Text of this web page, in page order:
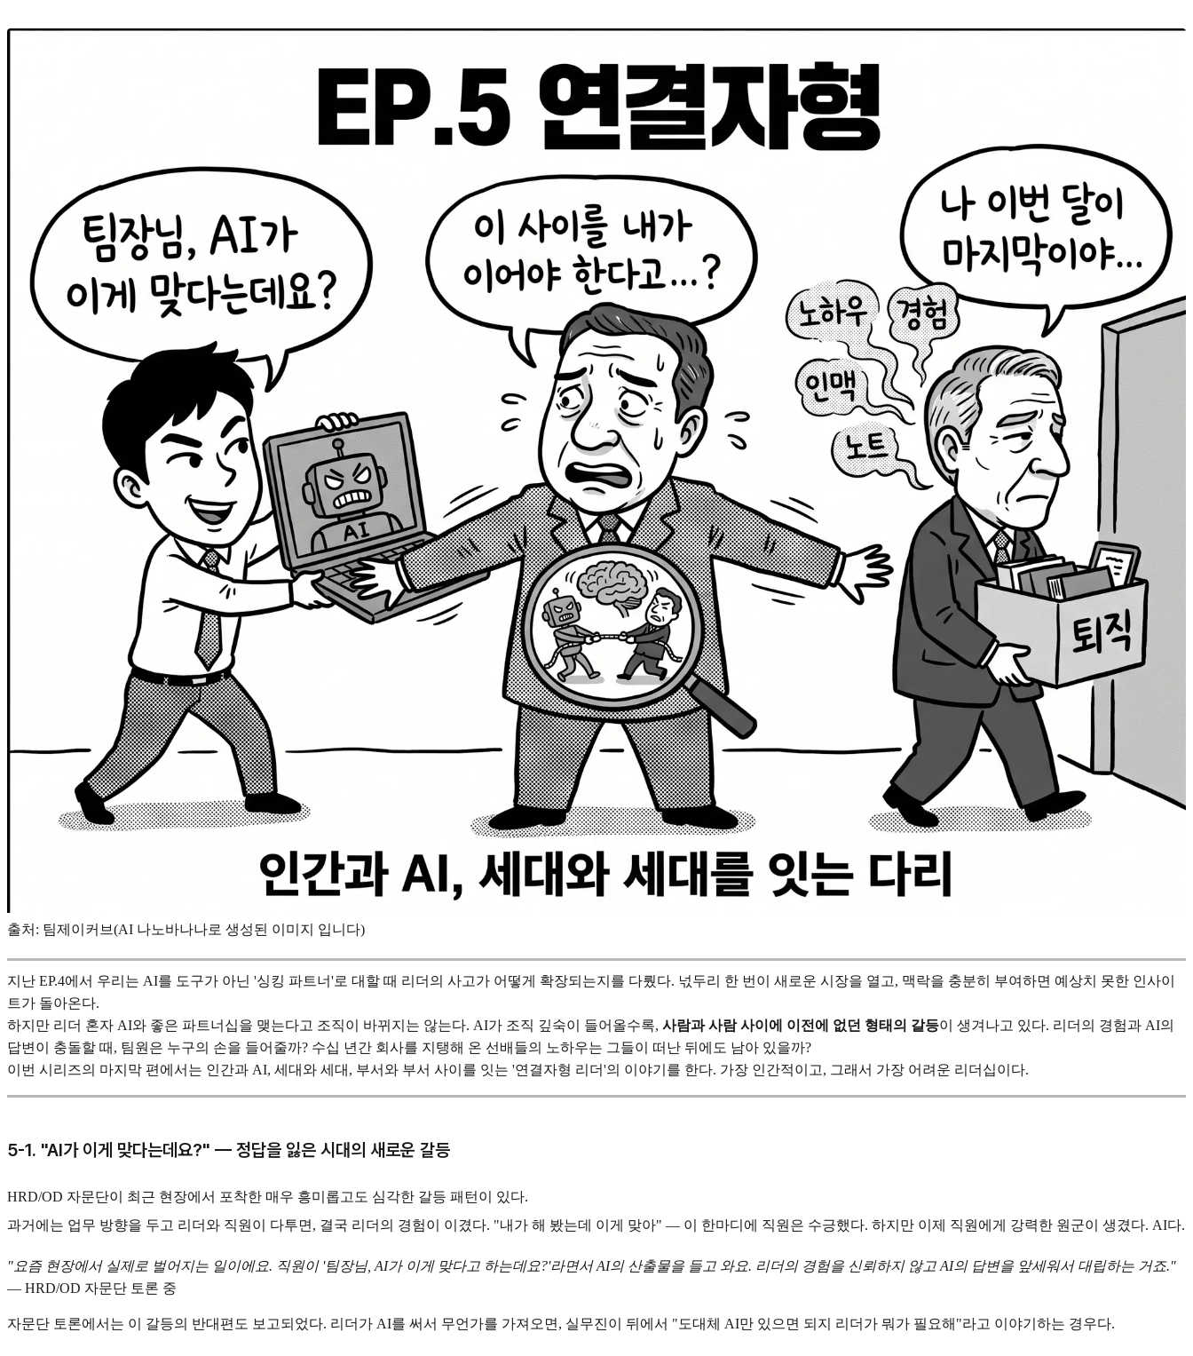
출처: 팀제이커브(AI 나노바나나로 생성된 이미지 입니다)
지난 EP.4에서 우리는 AI를 도구가 아닌 '싱킹 파트너'로 대할 때 리더의 사고가 어떻게 확장되는지를 다뤘다. 넋두리 한 번이 새로운 시장을 열고, 맥락을 충분히 부여하면 예상치 못한 인사이
트가 돌아온다.
하지만 리더 혼자 AI와 좋은 파트너십을 맺는다고 조직이 바뀌지는 않는다. AI가 조직 깊숙이 들어올수록, 사람과 사람 사이에 이전에 없던 형태의 갈등이 생겨나고 있다. 리더의 경험과 AI의
답변이 충돌할 때, 팀원은 누구의 손을 들어줄까? 수십 년간 회사를 지탱해 온 선배들의 노하우는 그들이 떠난 뒤에도 남아 있을까?
이번 시리즈의 마지막 편에서는 인간과 AI, 세대와 세대, 부서와 부서 사이를 잇는 '연결자형 리더'의 이야기를 한다. 가장 인간적이고, 그래서 가장 어려운 리더십이다.
5-1. "AI가 이게 맞다는데요?" — 정답을 잃은 시대의 새로운 갈등
HRD/OD 자문단이 최근 현장에서 포착한 매우 흥미롭고도 심각한 갈등 패턴이 있다.
과거에는 업무 방향을 두고 리더와 직원이 다투면, 결국 리더의 경험이 이겼다. "내가 해 봤는데 이게 맞아" — 이 한마디에 직원은 수긍했다. 하지만 이제 직원에게 강력한 원군이 생겼다. AI다.
"요즘 현장에서 실제로 벌어지는 일이에요. 직원이 '팀장님, AI가 이게 맞다고 하는데요?'라면서 AI의 산출물을 들고 와요. 리더의 경험을 신뢰하지 않고 AI의 답변을 앞세워서 대립하는 거죠."
— HRD/OD 자문단 토론 중
자문단 토론에서는 이 갈등의 반대편도 보고되었다. 리더가 AI를 써서 무언가를 가져오면, 실무진이 뒤에서 "도대체 AI만 있으면 되지 리더가 뭐가 필요해"라고 이야기하는 경우다.